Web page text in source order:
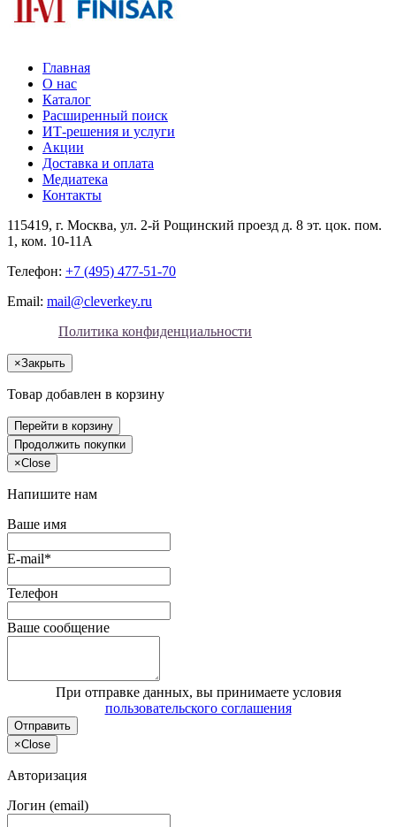
Главная
О нас
Каталог
Расширенный поиск
ИТ-решения и услуги
Акции
Доставка и оплата
Медиатека
Контакты
115419, г. Москва, ул. 2-й Рощинский проезд д. 8 эт. цок. пом.
1, ком. 10-11А
Телефон: +7 (495) 477-51-70
Email: mail@cleverkey.ru
Политика конфиденциальности
×Закрыть
Товар добавлен в корзину
Перейти в корзину
Продолжить покупки
×Close
Напишите нам
Ваше имя
E-mail*
Телефон
Ваше сообщение
При отправке данных, вы принимаете условия
пользовательского соглашения
Отправить
×Close
Авторизация
Логин (email)